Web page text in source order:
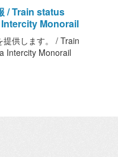
/ Train status
Monorail
供します。 / Train
Intercity Monorail